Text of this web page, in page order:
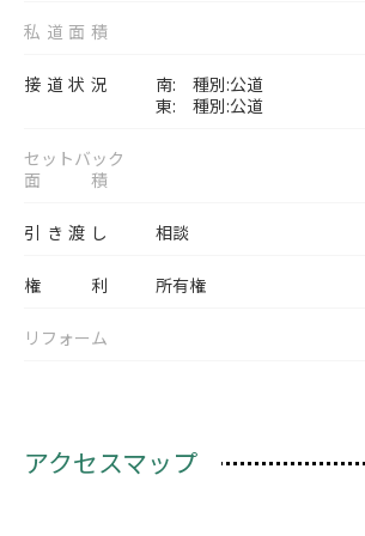
私道面積
接道状況
南: 種別:公道
東: 種別:公道
セットバック
面積
引き渡し 相談
権利 所有権
リフォーム
アクセスマップ